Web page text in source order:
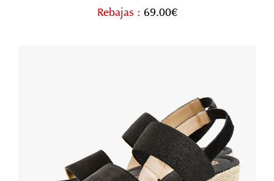
Rebajas : 69.00€